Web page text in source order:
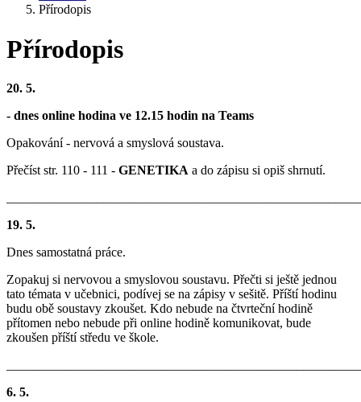
Přírodopis
Přírodopis
20. 5.
- dnes online hodina ve 12.15 hodin na Teams
Opakování - nervová a smyslová soustava.
Přečíst str. 110 - 111 - GENETIKA a do zápisu si opiš shrnutí.
19. 5.
Dnes samostatná práce.
Zopakuj si nervovou a smyslovou soustavu. Přečti si ještě jednou
tato témata v učebnici, podívej se na zápisy v sešitě. Příští hodinu
budu obě soustavy zkoušet. Kdo nebude na čtvrteční hodině
přítomen nebo nebude při online hodině komunikovat, bude
zkoušen příští středu ve škole.
6. 5.